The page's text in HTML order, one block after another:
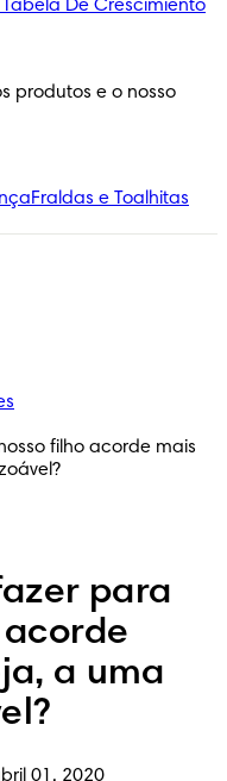
Tabela De Crescimiento
produtos e o nosso
Fraldas e Toalhitas
filho acorde mais
para
a uma
01, 2020